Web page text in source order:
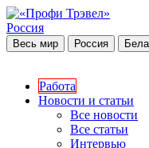
Россия
Весь мир Россия
Работа
Новости и статьи
Все новости
Все статьи
Интервью